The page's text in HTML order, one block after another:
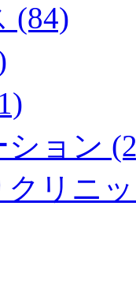
(84)
ション
リニ